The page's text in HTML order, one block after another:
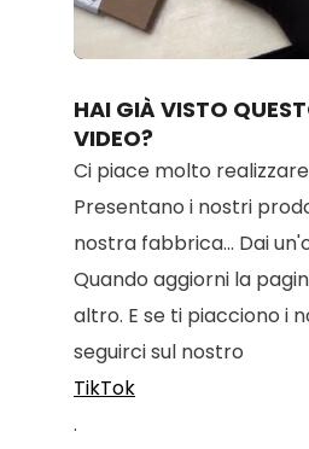
Loaded
100.00%
HAI GIÀ VISTO
VIDEO?
Ci piace molto
Presentano i nostri
nostra fabbrica... Dai
Quando aggiorni la
altro. E se ti piacciono i
seguirci sul nostro
TikTok
.